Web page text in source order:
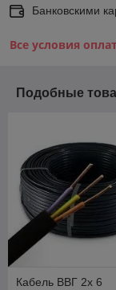
Банковскими
Все условия
Подобные
Кабель ВВГ 2х 6